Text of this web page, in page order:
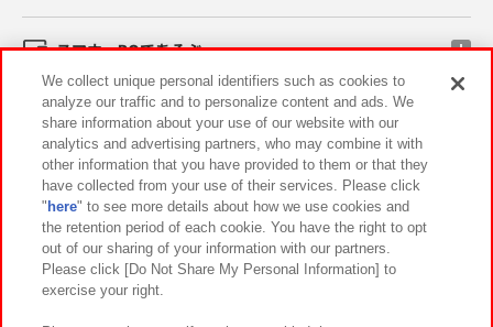
スマホ・PCであそぶ
イベント・キャンペーン
関連会社 サステナビリティ サイトポリシー
プライバシーポリシー ウェブアクセシビリティ方針と検証結果
お取引先さまとともに
We collect unique personal identifiers such as cookies to
analyze our traffic and to personalize content and ads. We
share information about your use of our website with our
analytics and advertising partners, who may combine it with
other information that you have provided to them or that they
have collected from your use of their services. Please click
" here" to see more details about how we use cookies and
the retention period of each cookie. You have the right to opt
out of our sharing of your information with our partners.
Please click [Do Not Share My Personal Information] to
exercise your right.